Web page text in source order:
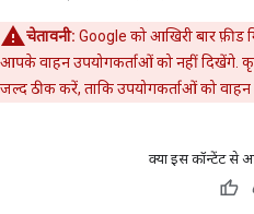
चेतावनी: Google को आखिरी बार फ़ीड
आपके वाहन उपयोगकर्ताओं को नहीं दिखेंगे.
जल्द ठीक करें, ताकि उपयोगकर्ताओं को
क्या इस कॉन्टेंट से